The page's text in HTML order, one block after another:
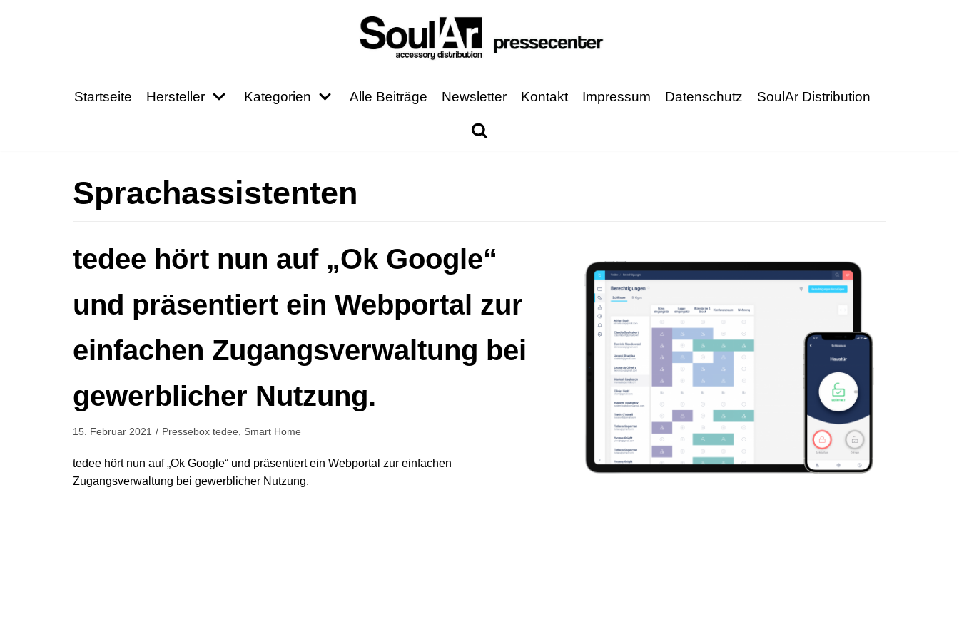
Startseite Hersteller Kategorien Alle Beiträge Newsletter Kontakt Impressum Datenschutz SoulAr Distribution
Sprachassistenten
tedee hört nun auf „Ok Google“
und präsentiert ein Webportal zur
einfachen Zugangsverwaltung bei
gewerblicher Nutzung.
15. Februar 2021 Pressebox tedee Smart Home
tedee hört nun auf „Ok Google“ und präsentiert ein Webportal zur einfachen
Zugangsverwaltung bei gewerblicher Nutzung.